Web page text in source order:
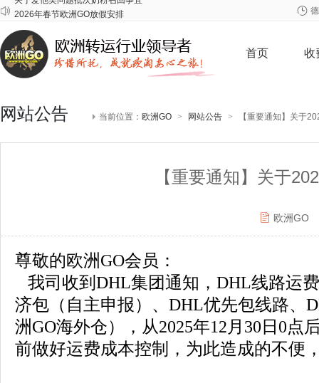
2026年春节欧洲GO放假安排
关于爱他美问题批次奶粉召回事宜
首页 收
网站公告 当前位置： 欧洲GO > 网站公告 > 【重要通知】关于
【重要通知】关于
欧洲GO
尊敬的欧洲GO会员：
我司收到DHL集团通知，DHL线路运
济包（自主申报）、DHL优先包线路、
洲GO海外仓），从2025年12月30日0
前做好运费成本控制， 为此造成的不便